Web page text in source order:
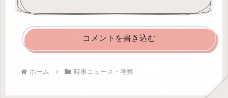
コメントを書き込む
ホーム 時事ニュース・考察